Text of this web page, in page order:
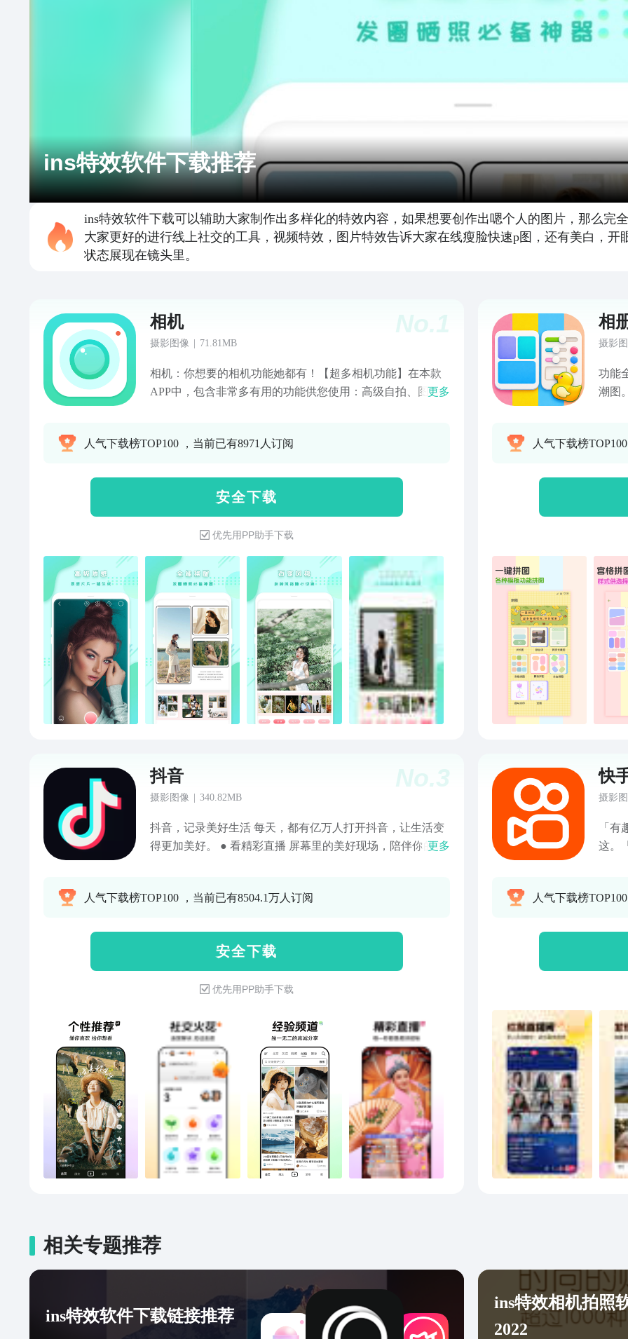
ins特效软件下载推荐
ins特效软件下载可以辅助大家制作出多样化的特效内容，如果想要创作出嗯个人的图片，那么完
大家更好的进行线上社交的工具，视频特效，图片特效告诉大家在线瘦脸快速p图，还有美白，
状态展现在镜头里。
No.1
相机
摄影图像 71.81MB
相机：你想要的相机功能她都有！【超多相机功能】在本款
APP中，包含非常多有用的功能供您使用：高级自拍、图片
能，拍照时选择你喜欢的高级滤镜，质感大片一键就可以拍
裁剪出合适的尺寸，选择您喜欢的滤镜效果，然后可以给图
片添加贴纸、标签、相框，通过一系列的操作，让您的美图
更加赏心悦目！【照片拼图合成】选择需要拼合的照片，您
可以进行模板拼接，或者是海报拼接，长图片接、自由拼
接，为您的照片定制高级效果，充满质感，发圈稳胜！【画
框功能上线】为您的图片选择一个精美的相框吧，一键添
加，随意缩放，添加您喜欢的相框，让照片更加有趣！相
机，发现你不一样的美！
更多
人气下载榜TOP100 ，当前已有8971人订阅
安 全 下 载
优先用PP助手下载
相
摄影
功能
潮图
件，
众号
报模
应用
排
拼
创
计
释
每一
人气下载榜
No.3
抖音
摄影图像 340.82MB
抖音，记录美好生活 每天，都有亿万人打开抖音，让生活变
得更加美好。 ● 看精彩直播 屏幕里的美好现场，陪伴你的每
炫。 ● 看抖音精选 凭热爱创作的优质中长视频，让时间不虚
更多新可能。 拿起抖音，农特产发现新销路，宝妈找到新工
作，小店迎来新客群；打开抖音，古籍焕发新生命，非遗等
来满堂彩，知识也从庙堂传入市井；有了抖音，退休老人可
益事业也能人人可及。
更多
人气下载榜TOP100 ，当前已有8504.1万人订阅
安 全 下 载
优先用PP助手下载
快
摄影
「
这。
自己
人气下载榜
相关专题推荐
ins特效软件下载链接推荐
ins特效相机拍照
2022